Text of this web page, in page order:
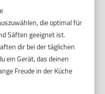
die optimal für
Säften geeignet ist.
dir bei der täglichen
ein Gerät, das deinen
Freude in der Küche